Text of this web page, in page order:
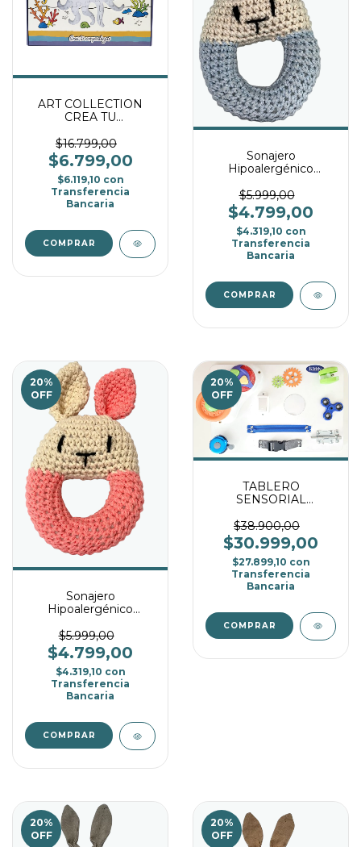
ART COLLECTION
CREA TU
$16.799,00
$6.799,00
$6.119,10 con
Transferencia
Bancaria
Sonajero
Hipoalergénico
$5.999,00
$4.799,00
$4.319,10 con
Transferencia
Bancaria
20%
OFF
Sonajero
Hipoalergénico
bebé
$5.999,00
$4.799,00
$4.319,10 con
Transferencia
Bancaria
20%
OFF
TABLERO
SENSORIAL
DIDÁCTICO
MONTESSORI
$38.900,00
$30.999,00
$27.899,10 con
Transferencia
Bancaria
20%
OFF
20%
OFF